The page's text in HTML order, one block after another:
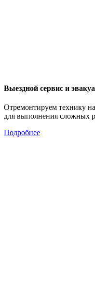
Выездной сервис и
Отремонтируем технику
для выполнения сложных
Подробнее